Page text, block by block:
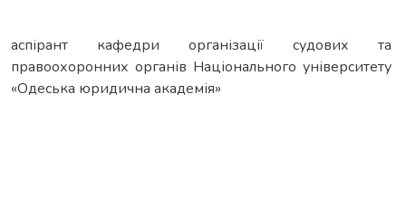
аспірант кафедри організації судових та
правоохоронних органів Національного університету
«Одеська юридична академія»